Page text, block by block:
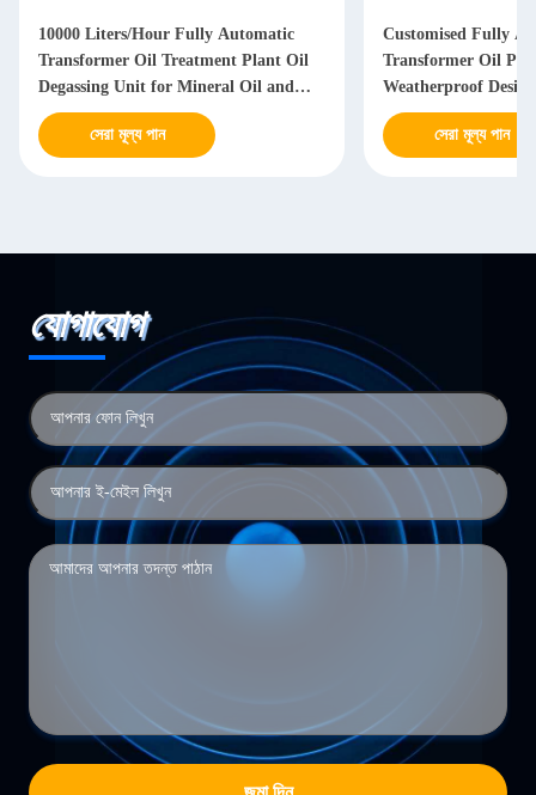
10000 Liters/Hour Fully Automatic
Transformer Oil Treatment Plant Oil
Degassing Unit for Mineral Oil and
FR3 Oil
সেরা মূল্য পান
Customised Fully
Transformer Oil
Weatherproof
Gas Tanks Attached
সেরা মূল্য পান
যোগাযোগ